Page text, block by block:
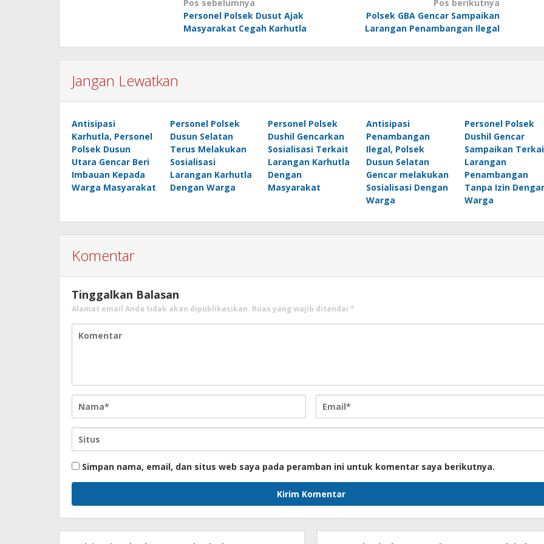
pos
Pos sebelumnya
Personel Polsek Dusut Ajak
Masyarakat Cegah Karhutla
Pos berikutnya
Polsek GBA Gencar Sampaikan
Larangan Penambangan Ilegal
Jangan Lewatkan
Antisipasi
Karhutla, Personel
Polsek Dusun
Utara Gencar Beri
Imbauan Kepada
Warga Masyarakat
Personel Polsek
Dusun Selatan
Terus Melakukan
Sosialisasi
Larangan Karhutla
Dengan Warga
Personel Polsek
Dushil Gencarkan
Sosialisasi Terkait
Larangan Karhutla
Dengan
Masyarakat
Antisipasi
Penambangan
Ilegal, Polsek
Dusun Selatan
Gencar melakukan
Sosialisasi Dengan
Warga
Personel Polsek
Dushil Gencar
Sampaikan
Larangan
Penambangan
Tanpa Izin
Warga
Komentar
Tinggalkan Balasan
Alamat email Anda tidak akan dipublikasikan. Ruas yang wajib ditandai *
Simpan nama, email, dan situs web saya pada peramban ini untuk komentar saya berikutnya.